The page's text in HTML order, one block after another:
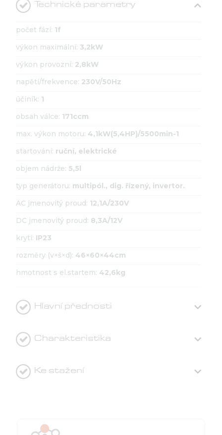
Technické parametry
počet fází: 1f
výkon maximální: 3,2kW
výkon provozní: 2,8kW
napětí/frekvence: 230V/50Hz
účiník: 1
obsah válce: 171ccm
max. výkon motoru: 4,1kW(5,4HP)/5500min-1
startování: ruční, elektrické
objem nádrže: 5,5l
typ generátoru: multipól., dig. řízený, invertor.
AC jmenovitý proud: 12,1A/230V
DC jmenovitý proud: 8,3A/12V
krytí: IP23
rozměry (v×š×d): 46×60×44cm
hmotnost s el.startem: 42,6kg
Hlavní přednosti
Charakteristika
Ke stažení